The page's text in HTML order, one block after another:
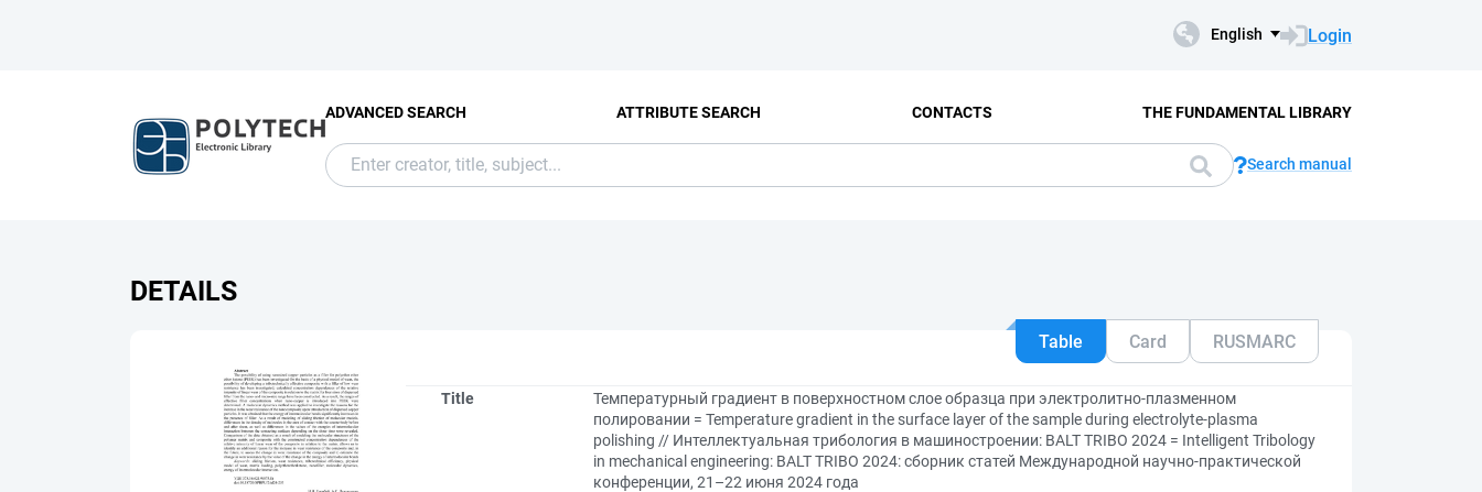
English Login
ADVANCED SEARCH ATTRIBUTE SEARCH CONTACTS THE FUNDAMENTAL LIBRARY
Search manual
DETAILS
Table Card RUSMARC
Title
Температурный градиент в поверхностном слое образца при электролитно-плазменном
полировании = Temperature gradient in the surface layer of the sample during electrolyte-plasma
polishing // Интеллектуальная трибология в машиностроении: BALT TRIBO 2024 = Intelligent Tribology
in mechanical engineering: BALT TRIBO 2024: сборник статей Международной научно-практической
конференции, 21–22 июня 2024 года